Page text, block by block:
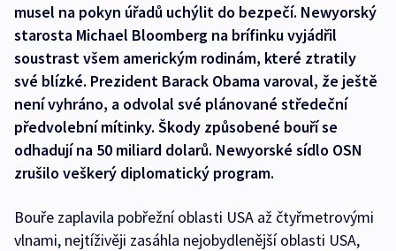
musel na pokyn úřadů uchýlit do bezpečí. Newyorský
starosta Michael Bloomberg na brífinku vyjádřil
soustrast všem americkým rodinám, které ztratily
své blízké. Prezident Barack Obama varoval, že ještě
není vyhráno, a odvolal své plánované středeční
předvolební mítinky. Škody způsobené bouří se
odhadují na 50 miliard dolarů. Newyorské sídlo OSN
zrušilo veškerý diplomatický program.
Bouře zaplavila pobřežní oblasti USA až čtyřmetrovými
vlnami, nejtíživěji zasáhla nejobydlenější oblasti USA,